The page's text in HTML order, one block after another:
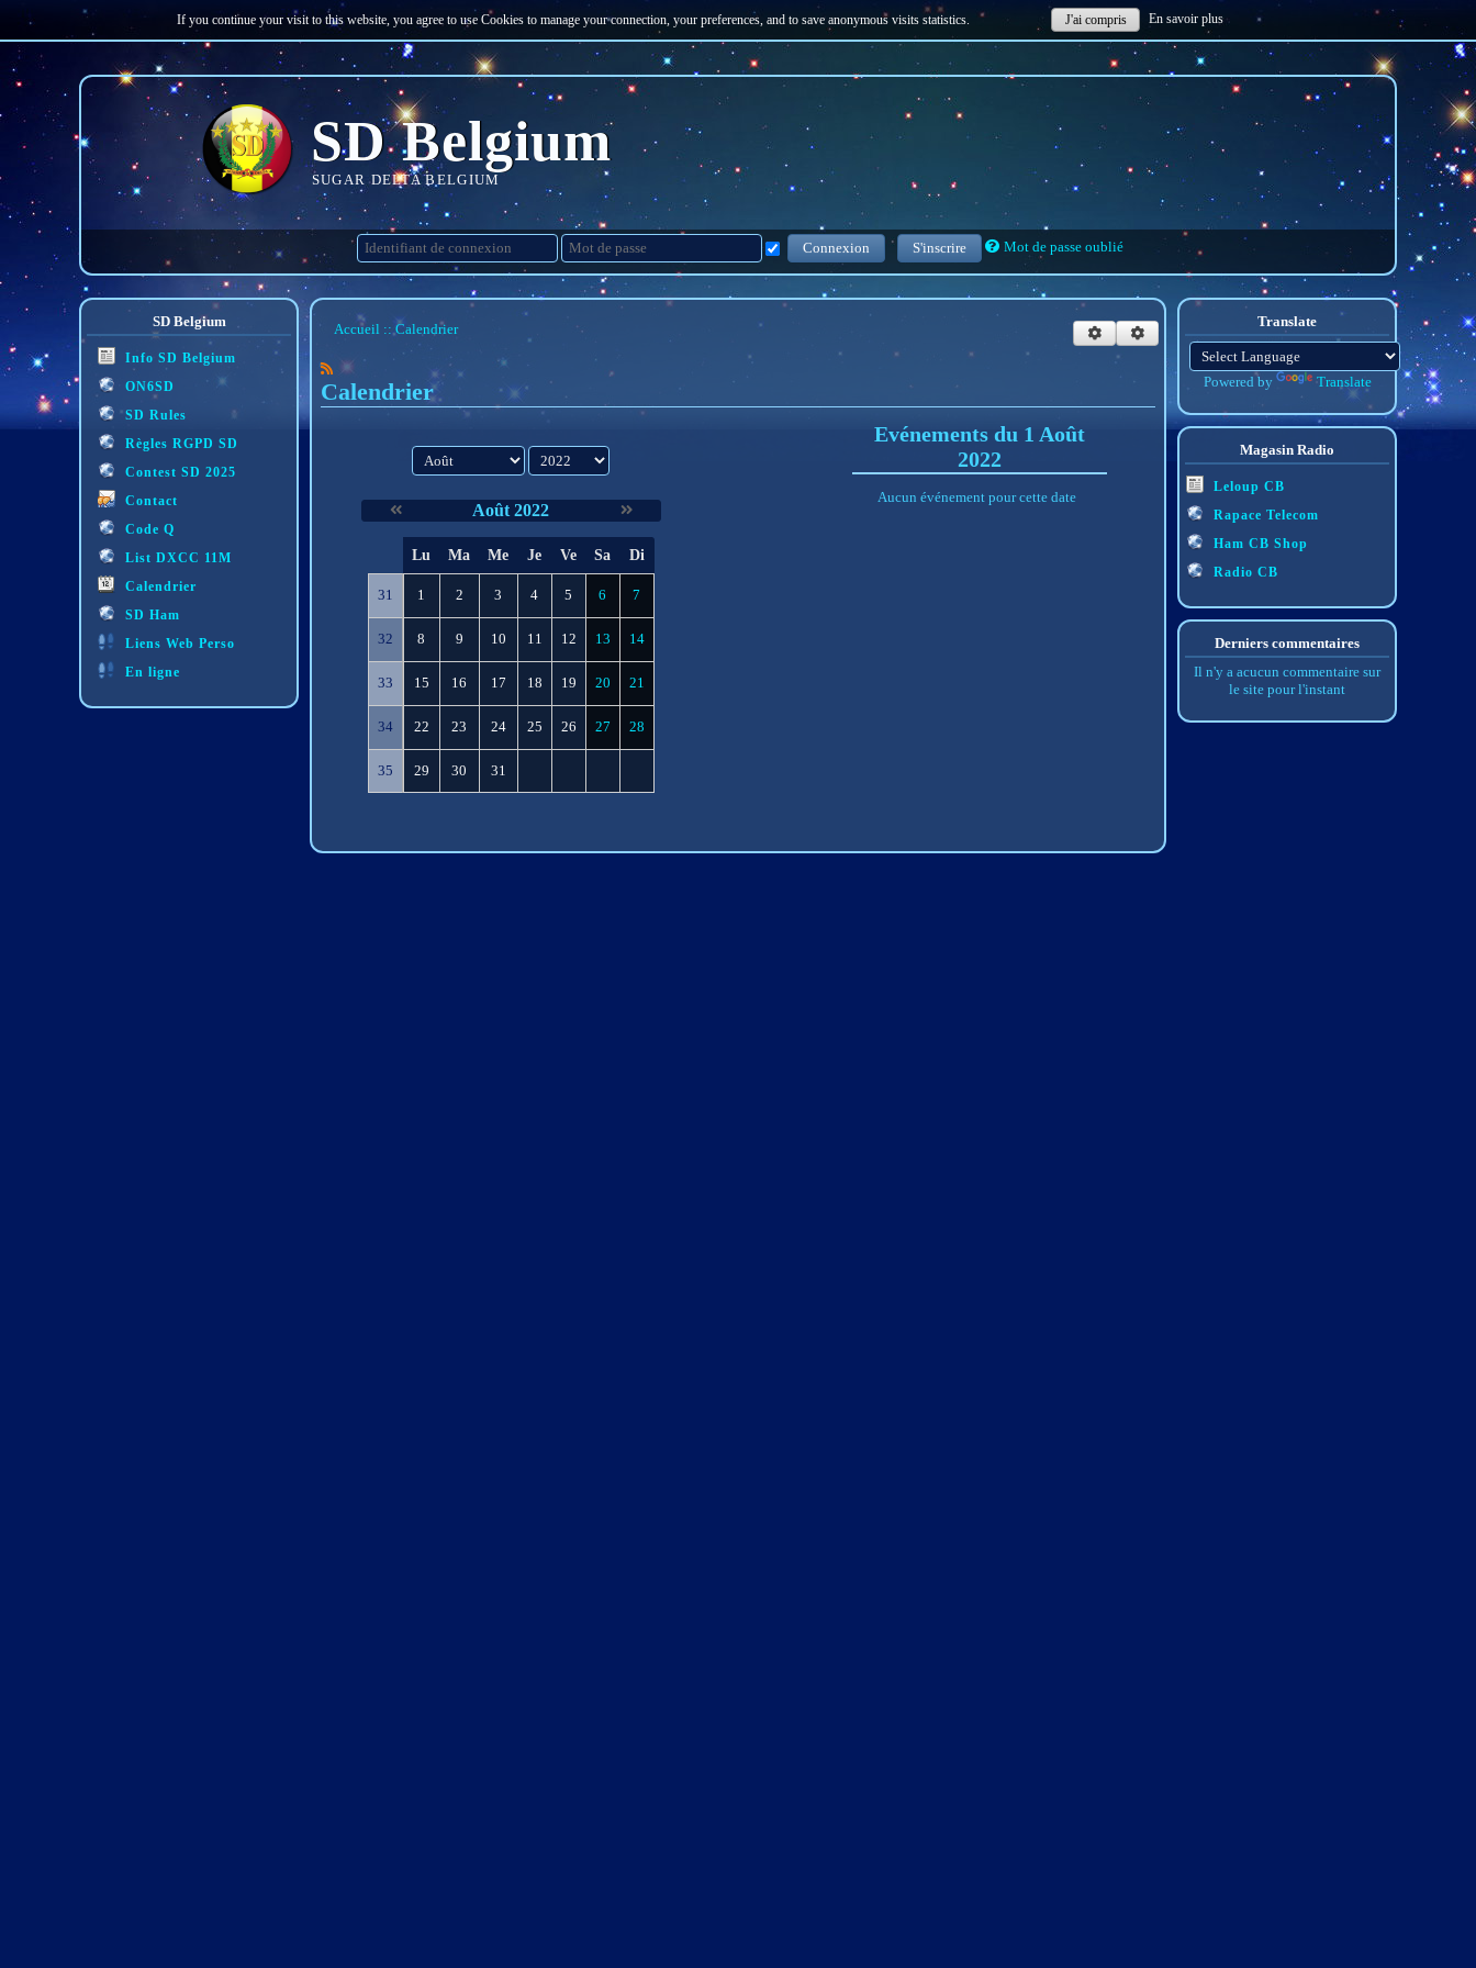
If you continue your visit to this website, you agree to use Cookies to manage your connection, your preferences, and to save anonymous visits statistics. J'ai compris En savoir plus
SD Belgium
SUGAR DELTA BELGIUM
Connexion S'inscrire Mot de passe oublié
SD Belgium
Info SD Belgium
ON6SD
SD Rules
Règles RGPD SD
Contest SD 2025
Contact
Code Q
List DXCC 11M
Calendrier
SD Ham
Liens Web Perso
En ligne
Accueil Calendrier
Calendrier
mois année
Août 2022
Lu Ma Me Je Ve Sa Di
31 1 2 3 4 5 6 7
32 8 9 10 11 12 13 14
33 15 16 17 18 19 20 21
34 22 23 24 25 26 27 28
35 29 30 31
Evénements du 1 Août
2022
Aucun événement pour cette date
Translate
Powered by Translate
Magasin Radio
Leloup CB
Rapace Telecom
Ham CB Shop
Radio CB
Derniers commentaires
Il n'y a acucun commentaire sur
le site pour l'instant